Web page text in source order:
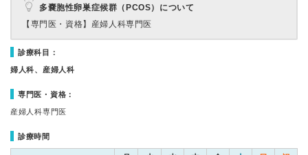
多嚢胞性卵巣症候群（PCOS）について
【専門医・資格】 産婦人科専門医
診療科目：
婦人科、産婦人科
専門医・資格：
産婦人科専門医
診療時間